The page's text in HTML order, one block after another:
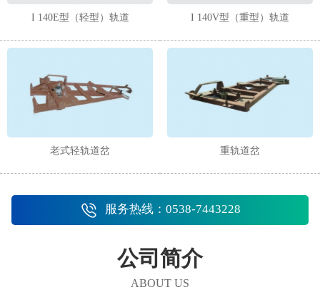
I 140E型（轻型）轨道 I 140V型（重型）轨道
老式轻轨道岔 重轨道岔
服务热线：0538-7443228
公司简介
ABOUT US